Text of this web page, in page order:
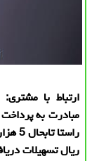
ارتباط با
مبادرت به
ریال تسهیلات